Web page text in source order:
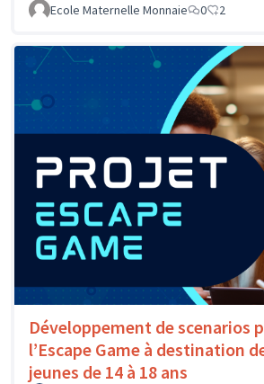
Ecole Maternelle Monnaie
0 2
Développement de scenarios
l’Escape Game à destination
jeunes de 14 à 18 ans